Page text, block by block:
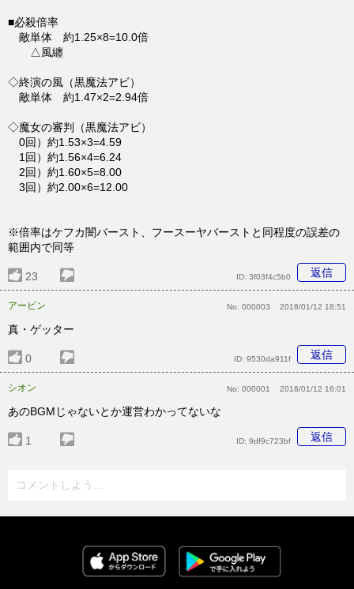
■必殺倍率
敵単体 約1.25×8=10.0倍
△風纏
◇終演の風（黒魔法アビ）
敵単体 約1.47×2=2.94倍
◇魔女の審判（黒魔法アビ）
0回）約1.53×3=4.59
1回）約1.56×4=6.24
2回）約1.60×5=8.00
3回）約2.00×6=12.00
※倍率はケフカ闇バースト、フースーヤバーストと同程度の誤差の
範囲内で同等
23 返信
ID: 3f03f4c5b0
アービン No: 000003 2018/01/12 18:51
真・ゲッター
0 返信
ID: 9530da911f
シオン No: 000001 2018/01/12 16:01
あのBGMじゃないとか運営わかってないな
1 返信
ID: 9df9c723bf
コメントしよう...